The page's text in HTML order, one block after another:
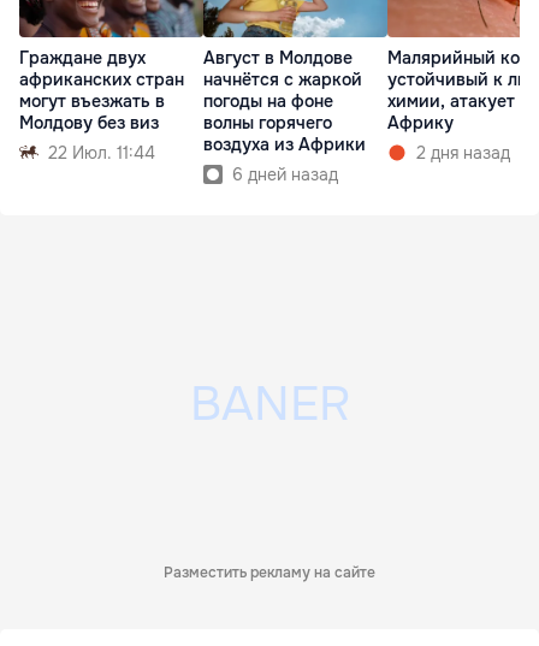
Граждане двух
африканских стран
могут въезжать в
Молдову без виз
22 Июл. 11:44
Август в Молдове
начнётся с жаркой
погоды на фоне
волны горячего
воздуха из Африки
6 дней назад
Малярийный
устойчивый к
химии, атакует
Африку
2 дня назад
Разместить рекламу на сайте